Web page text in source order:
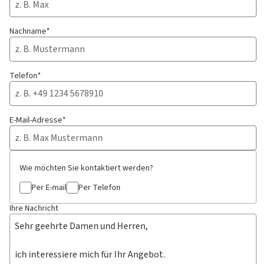
Nachname*
Telefon*
E-Mail-Adresse*
Wie möchten Sie kontaktiert werden?
Per E-mail
Per Telefon
Ihre Nachricht